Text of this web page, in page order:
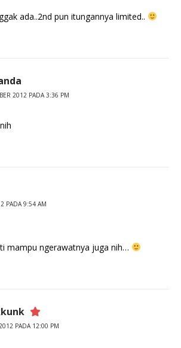
ada..2nd pun itungannya limited..
2012 PADA 3:36 PM
PADA 9:54 AM
mampu ngerawatnya juga nih…
PADA 12:00 PM